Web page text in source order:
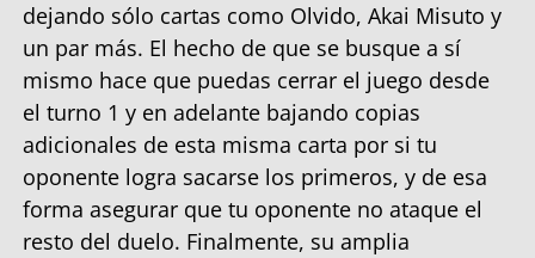
dejando sólo cartas como Olvido, Akai Misuto y
un par más. El hecho de que se busque a sí
mismo hace que puedas cerrar el juego desde
el turno 1 y en adelante bajando copias
adicionales de esta misma carta por si tu
oponente logra sacarse los primeros, y de esa
forma asegurar que tu oponente no ataque el
resto del duelo. Finalmente, su amplia